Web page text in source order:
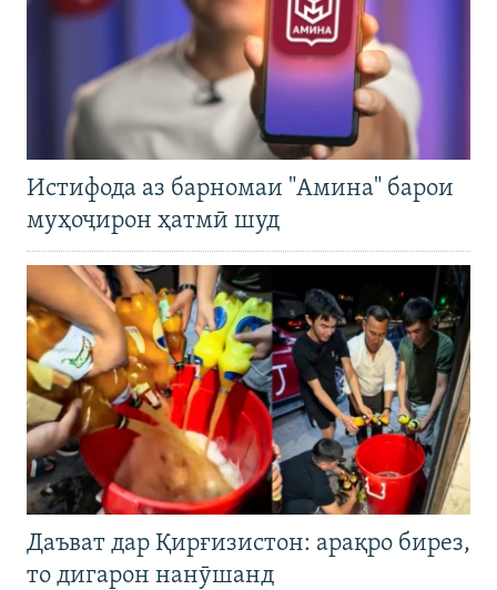
Истифода аз барномаи "Амина" барои
муҳоҷирон ҳатмӣ шуд
Даъват дар Қирғизистон: арақро бирез,
то дигарон нанӯшанд